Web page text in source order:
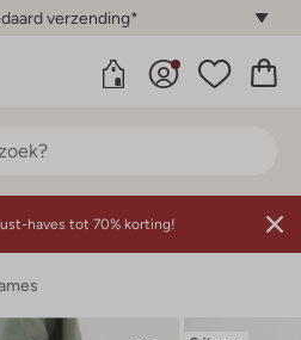
verzending*
haves tot 70% korting!